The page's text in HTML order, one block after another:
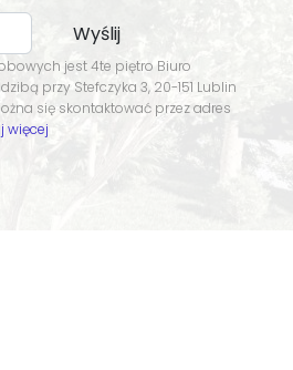
jest 4te piętro Biuro
przy Stefczyka 3, 20-151 Lublin
się skontaktować przez adres
więcej